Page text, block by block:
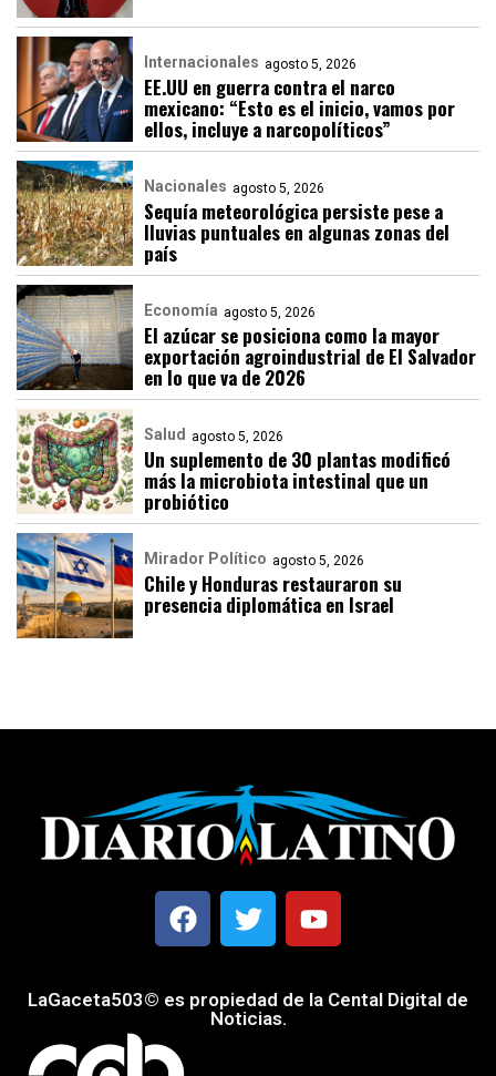
Internacionales agosto 5, 2026
EE.UU en guerra contra el narco
mexicano: “Esto es el inicio, vamos por
ellos, incluye a narcopolíticos”
Nacionales agosto 5, 2026
Sequía meteorológica persiste pese a
lluvias puntuales en algunas zonas del
país
Economía agosto 5, 2026
El azúcar se posiciona como la mayor
exportación agroindustrial de El Salvador
en lo que va de 2026
Salud agosto 5, 2026
Un suplemento de 30 plantas modificó
más la microbiota intestinal que un
probiótico
Mirador Político agosto 5, 2026
Chile y Honduras restauraron su
presencia diplomática en Israel
LaGaceta503© es propiedad de la Cental Digital de
Noticias.